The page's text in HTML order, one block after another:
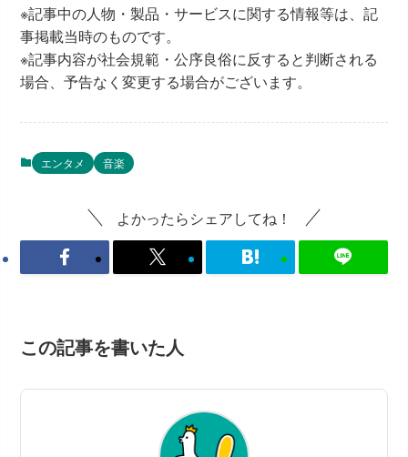
※記事中の人物・製品・サービスに関する情報等は、記
事掲載当時のものです。
※記事内容が社会規範・公序良俗に反すると判断される
場合、予告なく変更する場合がございます。
エンタメ 音楽
よかったらシェアしてね！
この記事を書いた人